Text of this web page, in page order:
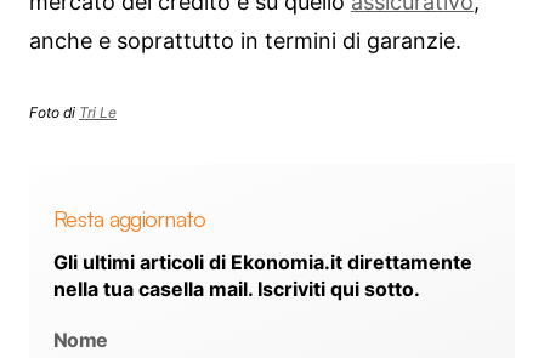
anche e soprattutto in termini di garanzie.
Foto di Tri Le
Resta aggiornato
Gli ultimi articoli di Ekonomia.it direttamente
nella tua casella mail. Iscriviti qui sotto.
Nome